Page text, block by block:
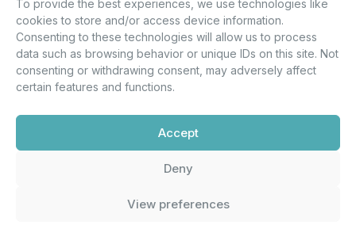
To provide the best experiences, we use technologies like
cookies to store and/or access device information.
Consenting to these technologies will allow us to process
data such as browsing behavior or unique IDs on this site. Not
consenting or withdrawing consent, may adversely affect
certain features and functions.
Accept
Deny
View preferences
Οδός Αριστείδου 1,
Κηφισιά Τ.Κ. 14561
Πρίντσιου – Corporate
Secretary & Investor
Relations – Τμήμα
Μετοχολογίου –
Ανακοινώσεων
m.printsiou@andromeda.eu